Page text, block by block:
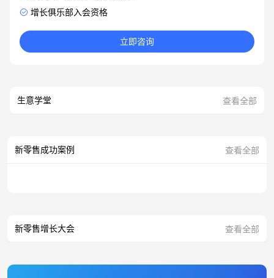
增长俱乐部入会资格
立即咨询
生意学堂 查看全部
新零售成功案例 查看全部
新零售增长大会 查看全部